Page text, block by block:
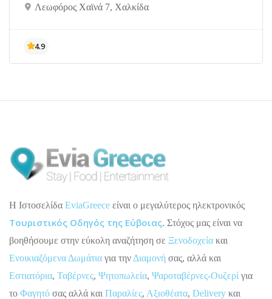
Λεωφόρος Χαϊνά 7, Χαλκίδα
H Ιστοσελίδα EviaGreece είναι ο μεγαλύτερος ηλεκτρονικός
Τουριστικός Οδηγός της Εύβοιας. Στόχος μας είναι να
βοηθήσουμε στην εύκολη αναζήτηση σε Ξενοδοχεία και
Ενοικιαζόμενα Δωμάτια για την Διαμονή σας, αλλά και
Εστιατόρια, Ταβέρνες, Ψητοπωλεία, Ψαροταβέρνες-Ουζερί για
το Φαγητό σας αλλά και Παραλίες, Αξιοθέατα, Delivery και